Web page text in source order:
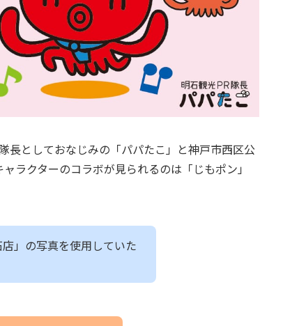
長としておなじみの「パパたこ」と神戸市西区公
ラクターのコラボが見られるのは「じもポン」
」の写真を使用していた